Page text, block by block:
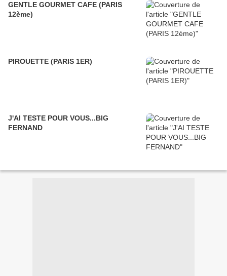
GENTLE GOURMET CAFE (PARIS
12ème)
PIROUETTE (PARIS 1ER)
J'AI TESTE POUR VOUS...BIG
FERNAND